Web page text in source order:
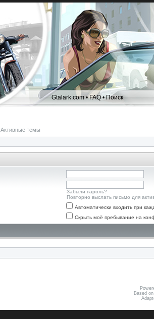
Gtalark.com •FAQ•Поиск
Активные темы
Забыли пароль?
Повторно выслать письмо для
Автоматически входить при
Скрыть моё пребывание на
Based